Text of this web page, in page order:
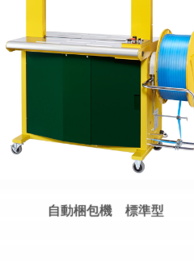
自動梱包機 標準型